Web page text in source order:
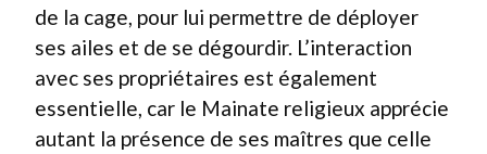
de la cage, pour lui permettre de déployer
ses ailes et de se dégourdir. L’interaction
avec ses propriétaires est également
essentielle, car le Mainate religieux apprécie
autant la présence de ses maîtres que celle